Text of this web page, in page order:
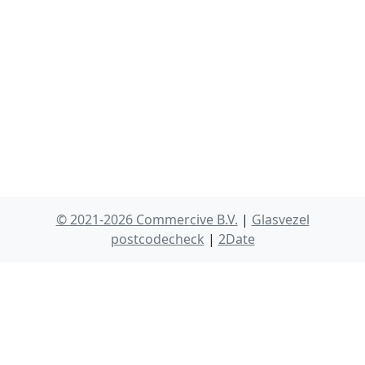
© 2021-2026 Commercive B.V. | Glasvezel
postcodecheck | 2Date